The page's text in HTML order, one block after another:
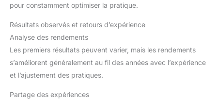
pour constamment optimiser la pratique.
Résultats observés et retours d’expérience
Analyse des rendements
Les premiers résultats peuvent varier, mais les rendements
s’améliorent généralement au fil des années avec l’expérience
et l’ajustement des pratiques.
Partage des expériences